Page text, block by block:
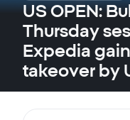
US OPEN:
Thursday
Expedia
takeover by